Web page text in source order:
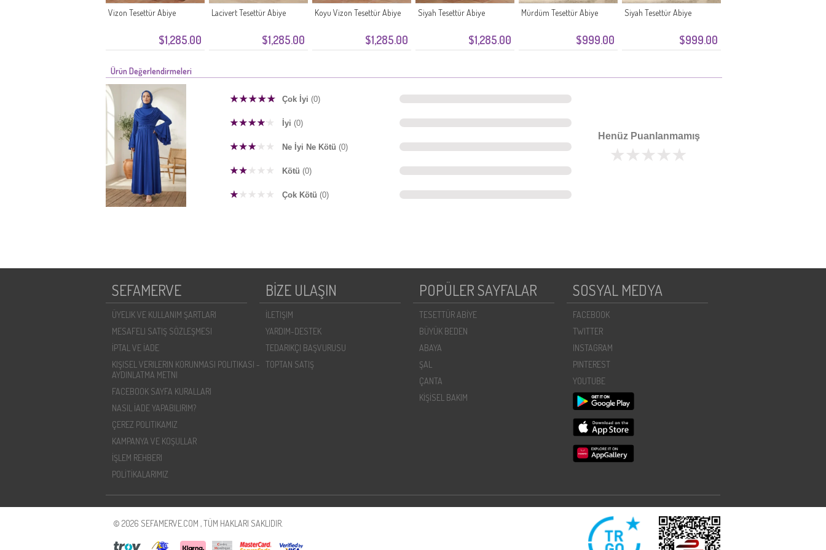
$1,285.00
Vizon Tesettür Abiye
$1,285.00
Lacivert Tesettür Abiye
$1,285.00
Koyu Vizon Tesettür Abiye
$1,285.00
Siyah Tesettür Abiye
$999.00
Mürdüm Tesettür Abiye
$999.00
Siyah Tesettür Abiye
Ürün Değerlendirmeleri
Çok İyi (0)
İyi (0)
Ne İyi Ne Kötü (0)
Kötü (0)
Çok Kötü (0)
Henüz Puanlanmamış
SEFAMERVE
ÜYELIK VE KULLANIM ŞARTLARI
MESAFELI SATIŞ SÖZLEŞMESI
İPTAL VE İADE
KIŞISEL VERILERIN KORUNMASI POLITIKASI -
AYDINLATMA METNI
FACEBOOK SAYFA KURALLARI
NASIL İADE YAPABILIRIM?
ÇEREZ POLITIKAMIZ
KAMPANYA VE KOŞULLAR
İŞLEM REHBERI
POLİTİKALARIMIZ
BİZE ULAŞIN
İLETIŞIM
YARDIM-DESTEK
TEDARIKÇI BAŞVURUSU
TOPTAN SATIŞ
POPÜLER SAYFALAR
TESETTÜR ABİYE
BÜYÜK BEDEN
ABAYA
ŞAL
ÇANTA
KİŞİSEL BAKIM
SOSYAL MEDYA
FACEBOOK
TWITTER
INSTAGRAM
PINTEREST
YOUTUBE
© 2026 SEFAMERVE.COM , TÜM HAKLARI SAKLIDIR.